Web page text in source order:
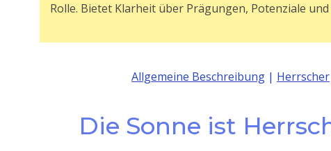
Rolle. Bietet Klarheit über Prägungen, Potenziale
Allgemeine Beschreibung | Herrscher
Die Sonne ist